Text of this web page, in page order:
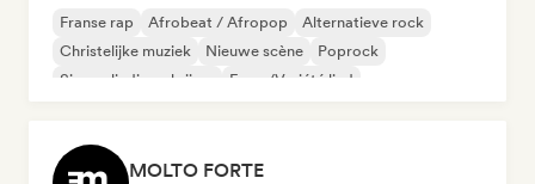
Franse rap Afrobeat / Afropop
Alternatieve rock
Christelijke muziek
Nieuwe scène
Poprock
Singer-liedjesschrijver
Frans/Variété lied
MOLTO FORTE